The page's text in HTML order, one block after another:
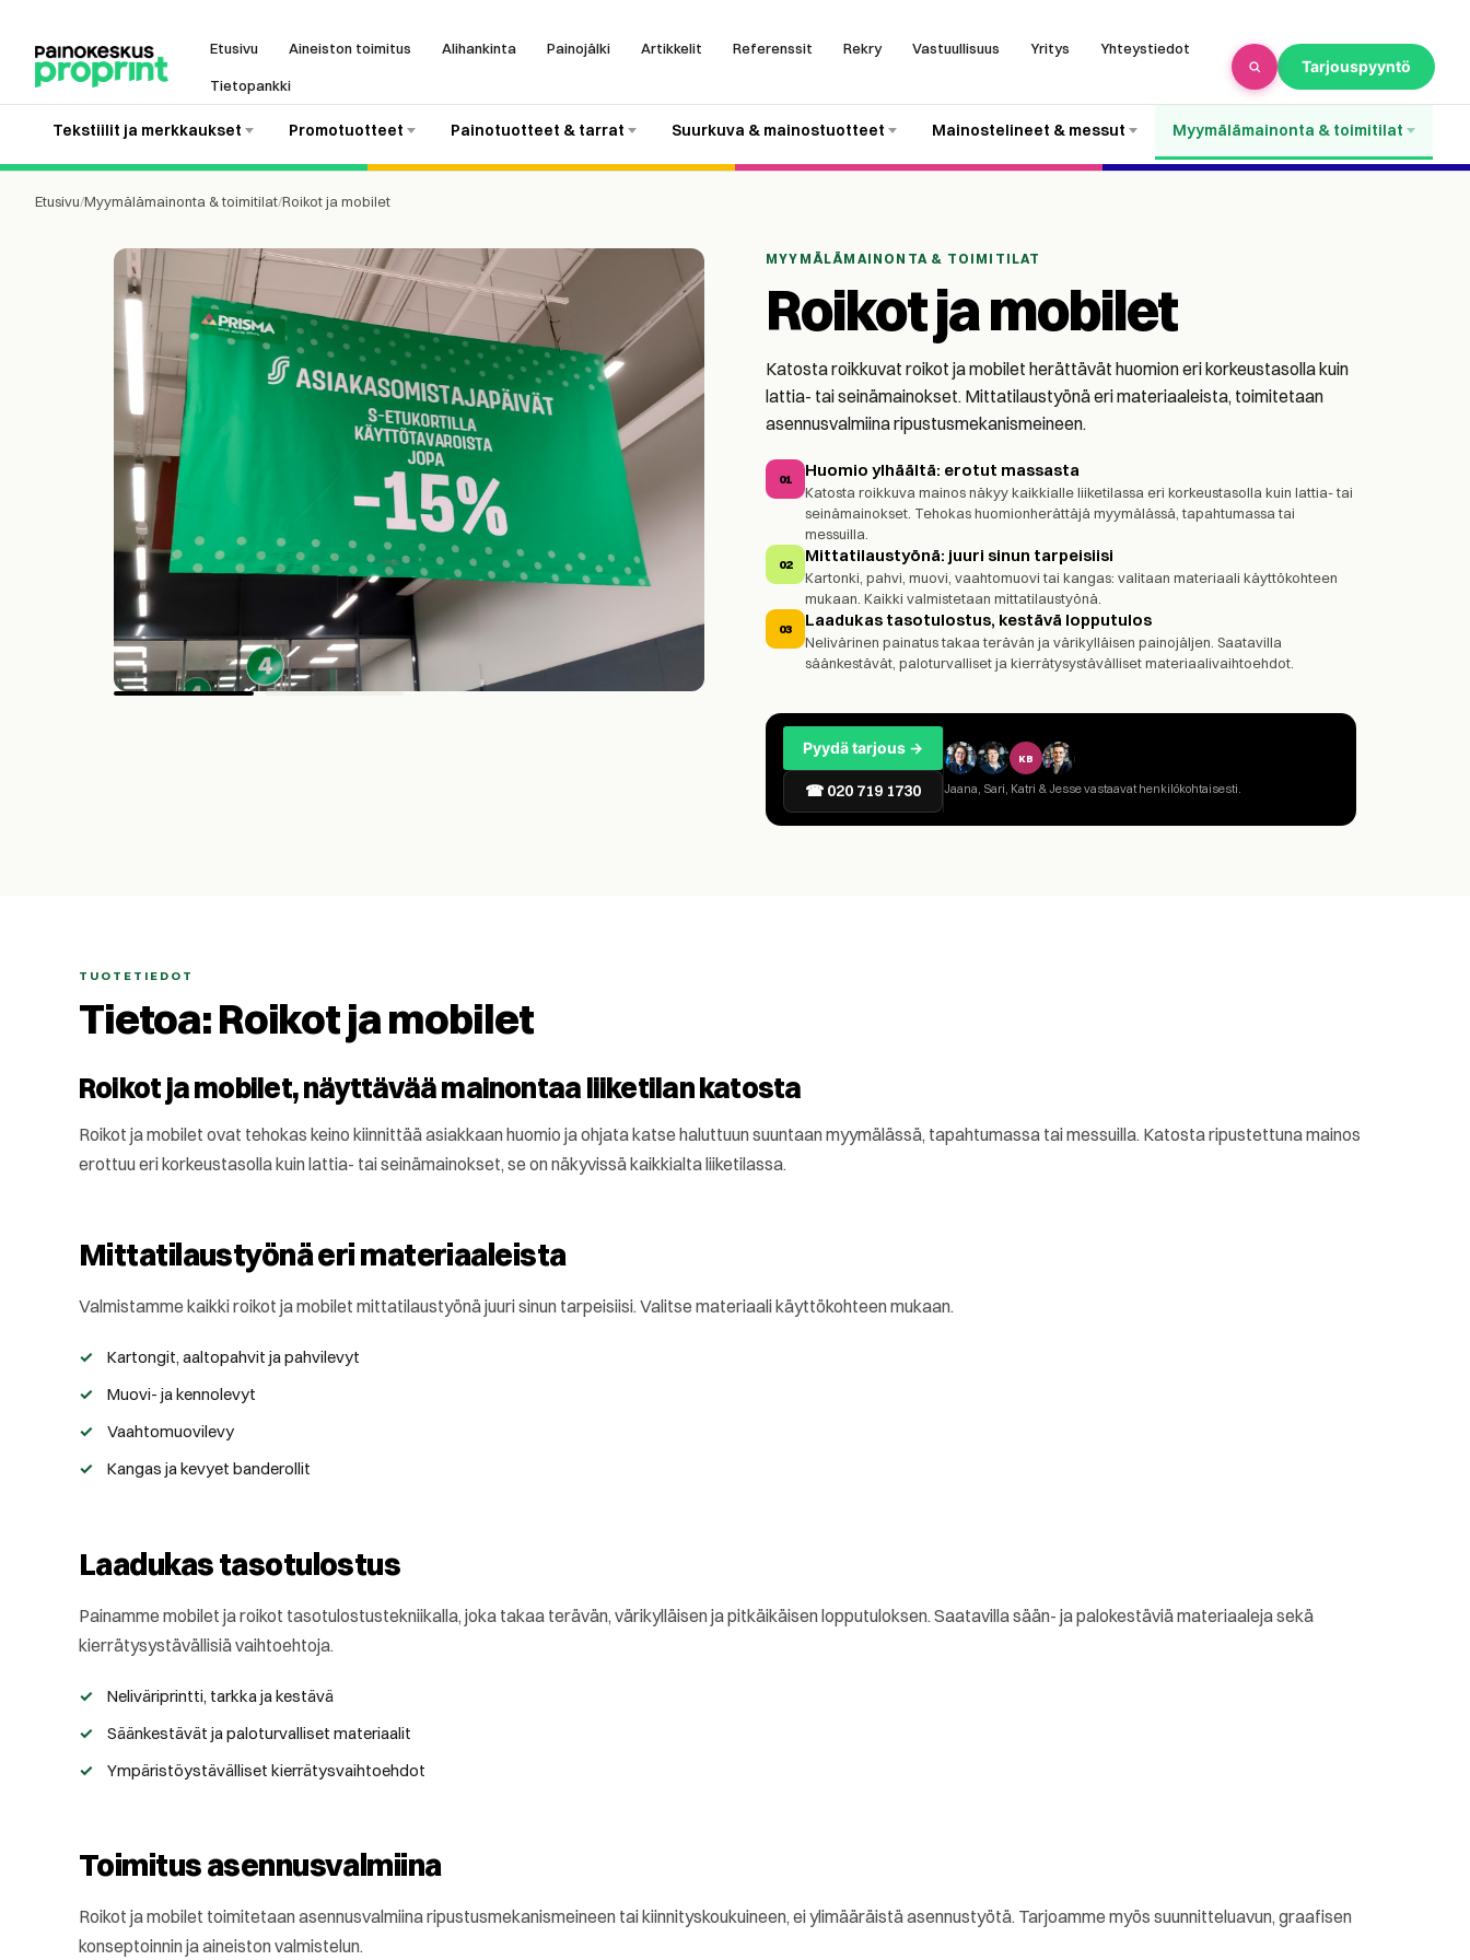
Etusivu Aineiston toimitus Alihankinta Painojälki Artikkelit Referenssit Rekry Vastuullisuus Yritys Yhteystiedot
Tietopankki
Tarjouspyyntö
Tekstiilit ja merkkaukset Promotuotteet Painotuotteet & tarrat Suurkuva & mainostuotteet Mainostelineet & messut Myymälämainonta & toimitilat
Etusivu/Myymälämainonta & toimitilat/Roikot ja mobilet
MYYMÄLÄMAINONTA & TOIMITILAT
Roikot ja mobilet
Katosta roikkuvat roikot ja mobilet herättävät huomion eri korkeustasolla kuin
lattia- tai seinämainokset. Mittatilaustyönä eri materiaaleista, toimitetaan
asennusvalmiina ripustusmekanismeineen.
01 Huomio ylhäältä: erotut massasta
Katosta roikkuva mainos näkyy kaikkialle liiketilassa eri korkeustasolla kuin lattia- tai
seinämainokset. Tehokas huomionherättäjä myymälässä, tapahtumassa tai
messuilla.
02 Mittatilaustyönä: juuri sinun tarpeisiisi
Kartonki, pahvi, muovi, vaahtomuovi tai kangas: valitaan materiaali käyttökohteen
mukaan. Kaikki valmistetaan mittatilaustyönä.
03 Laadukas tasotulostus, kestävä lopputulos
Nelivärinen painatus takaa terävän ja värikylläisen painojäljen. Saatavilla
säänkestävät, paloturvalliset ja kierrätysystävälliset materiaalivaihtoehdot.
Pyydä tarjous →
☎ 020 719 1730
KB
Jaana, Sari, Katri & Jesse vastaavat henkilökohtaisesti.
TUOTETIEDOT
Tietoa: Roikot ja mobilet
Roikot ja mobilet, näyttävää mainontaa liiketilan katosta
Roikot ja mobilet ovat tehokas keino kiinnittää asiakkaan huomio ja ohjata katse haluttuun suuntaan myymälässä, tapahtumassa tai messuilla. Katosta ripustettuna mainos
erottuu eri korkeustasolla kuin lattia- tai seinämainokset, se on näkyvissä kaikkialta liiketilassa.
Mittatilaustyönä eri materiaaleista
Valmistamme kaikki roikot ja mobilet mittatilaustyönä juuri sinun tarpeisiisi. Valitse materiaali käyttökohteen mukaan.
Kartongit, aaltopahvit ja pahvilevyt
Muovi- ja kennolevyt
Vaahtomuovilevy
Kangas ja kevyet banderollit
Laadukas tasotulostus
Painamme mobilet ja roikot tasotulostustekniikalla, joka takaa terävän, värikylläisen ja pitkäikäisen lopputuloksen. Saatavilla sään- ja palokestäviä materiaaleja sekä
kierrätysystävällisiä vaihtoehtoja.
Neliväriprintti, tarkka ja kestävä
Säänkestävät ja paloturvalliset materiaalit
Ympäristöystävälliset kierrätysvaihtoehdot
Toimitus asennusvalmiina
Roikot ja mobilet toimitetaan asennusvalmiina ripustusmekanismeineen tai kiinnityskoukuineen, ei ylimääräistä asennustyötä. Tarjoamme myös suunnitteluavun, graafisen
konseptoinnin ja aineiston valmistelun.